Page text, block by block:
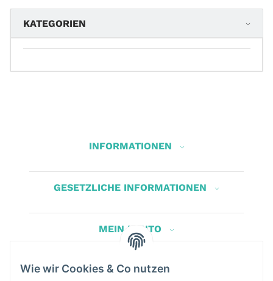
KATEGORIEN
INFORMATIONEN
GESETZLICHE INFORMATIONEN
MEIN KONTO
Herbis Anglerladen
Wie wir Cookies & Co nutzen